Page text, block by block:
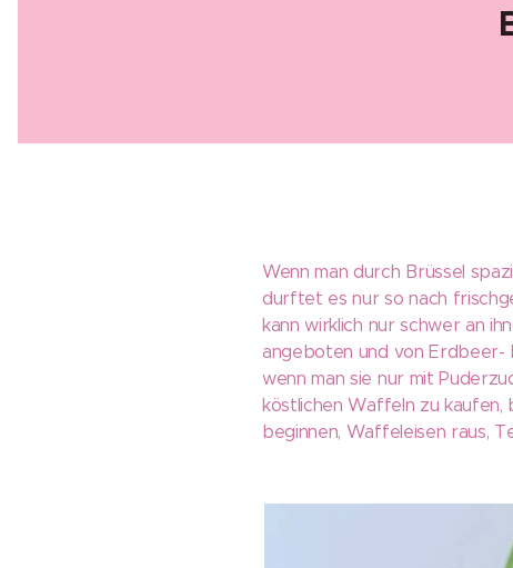
Wenn man durch Brüssel
durftet es nur so nach
kann wirklich nur schwer an
angeboten und von Erdbeer-
wenn man sie nur mit
köstlichen Waffeln zu kaufen,
beginnen, Waffeleisen raus,